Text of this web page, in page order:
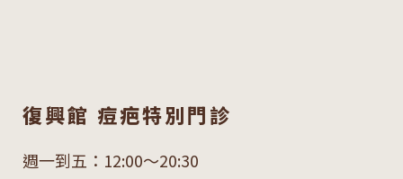
復興館 痘疤特別門診
週一到五：12:00～20:30